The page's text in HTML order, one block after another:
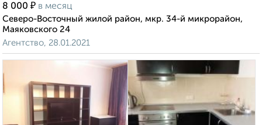
8 000 ₽ в месяц
Северо-Восточный жилой район, мкр. 34-й микрорайон,
Маяковского 24
Агентство, 28.01.2021